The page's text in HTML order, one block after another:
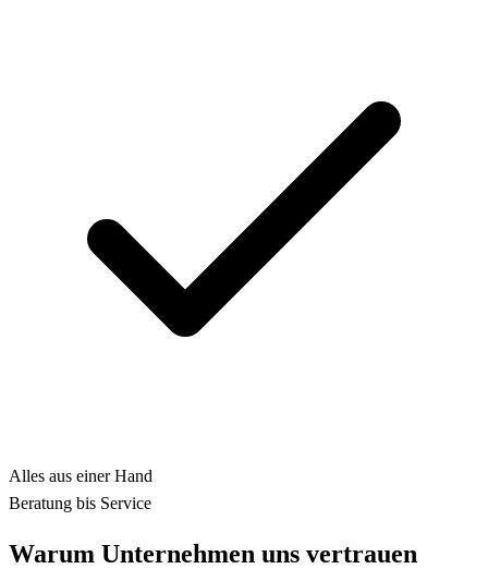
Alles aus einer Hand
Beratung bis Service
Warum Unternehmen uns vertrauen